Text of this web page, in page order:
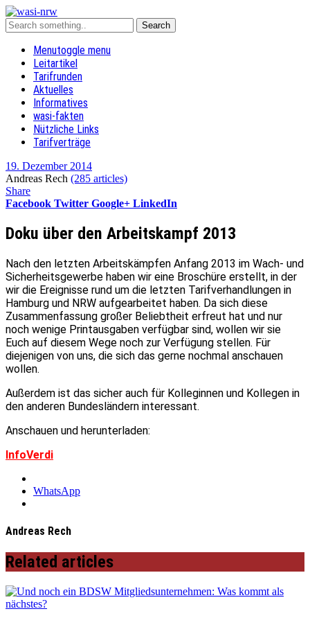
Menutoggle menu
Leitartikel
Tarifrunden
Aktuelles
Informatives
wasi-fakten
Nützliche Links
Tarifverträge
19. Dezember 2014
Andreas Rech (285 articles)
Share
Facebook Twitter Google+ LinkedIn
Doku über den Arbeitskampf 2013
Nach den letzten Arbeitskämpfen Anfang 2013 im Wach- und
Sicherheitsgewerbe haben wir eine Broschüre erstellt, in der
wir die Ereignisse rund um die letzten Tarifverhandlungen in
Hamburg und NRW aufgearbeitet haben. Da sich diese
Zusammenfassung großer Beliebtheit erfreut hat und nur
noch wenige Printausgaben verfügbar sind, wollen wir sie
Euch auf diesem Wege noch zur Verfügung stellen. Für
diejenigen von uns, die sich das gerne nochmal anschauen
wollen.
Außerdem ist das sicher auch für Kolleginnen und Kollegen in
den anderen Bundesländern interessant.
Anschauen und herunterladen:
InfoVerdi
WhatsApp
Andreas Rech
Related articles